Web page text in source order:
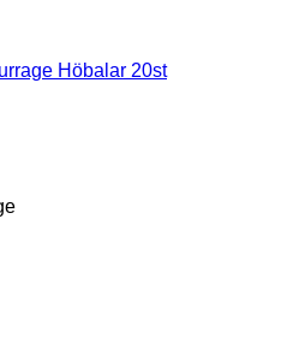
Höbalar 20st